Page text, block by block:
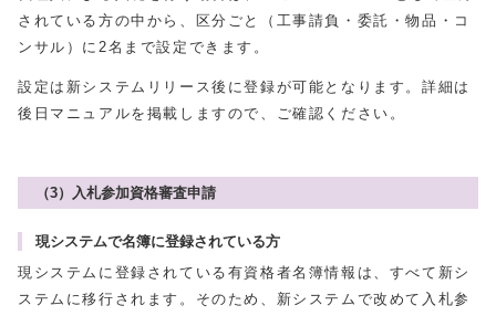
されている方の中から、区分ごと（工事請負・委託・物品・コ
ンサル）に2名まで設定できます。
設定は新システムリリース後に登録が可能となります。詳細は
後日マニュアルを掲載しますので、ご確認ください。
（3）入札参加資格審査申請
現システムで名簿に登録されている方
現システムに登録されている有資格者名簿情報は、すべて新シ
ステムに移行されます。そのため、新システムで改めて入札参